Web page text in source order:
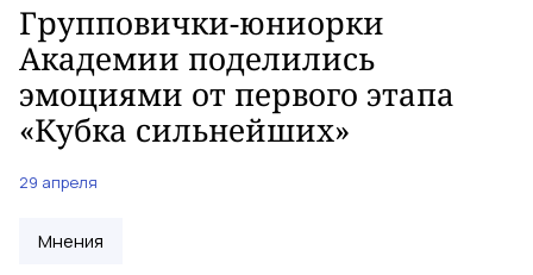
Групповички-юниорки
Академии поделились
эмоциями от первого этапа
«Кубка сильнейших»
29 апреля
Мнения